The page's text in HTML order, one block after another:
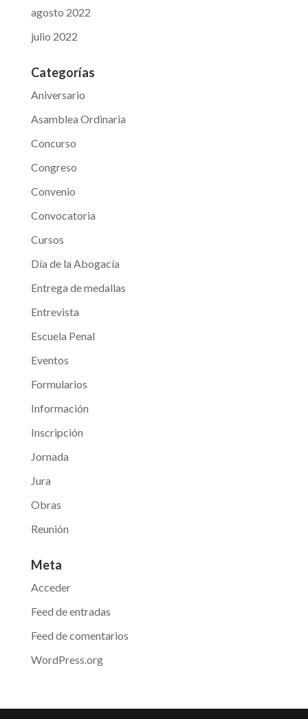
agosto 2022
julio 2022
Categorías
Aniversario
Asamblea Ordinaria
Concurso
Congreso
Convenio
Convocatoria
Cursos
Día de la Abogacía
Entrega de medallas
Entrevista
Escuela Penal
Eventos
Formularios
Información
Inscripción
Jornada
Jura
Obras
Reunión
Meta
Acceder
Feed de entradas
Feed de comentarios
WordPress.org